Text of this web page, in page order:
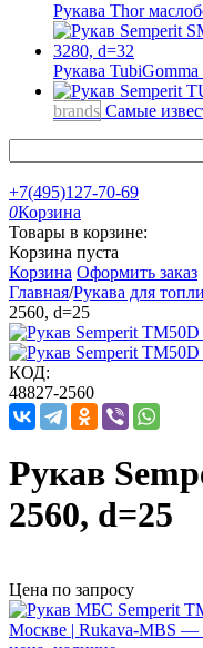
Рукава Thor
Рукава TubiGomma
brands Самые
+7(495)127-70-69
0Корзина
Товары в корзине:
Корзина пуста
Корзина Оформить заказ
Главная/Рукава для
2560, d=25
КОД:
48827-2560
Рукав
2560, d=25
Цена по запросу